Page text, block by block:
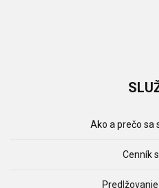
Ako a prečo
Cenník